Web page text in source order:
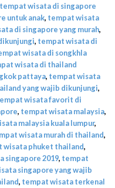
tempat wisata di singapore
untuk anak, tempat wisata
di singapore yang murah,
, tempat wisata di
wisata di songkhla
wisata di thailand
pattaya, tempat wisata
yang wajib dikunjungi,
wisata favorit di
, tempat wisata malaysia,
malaysia kuala lumpur,
wisata murah di thailand,
wisata phuket thailand,
singapore 2019, tempat
singapore yang wajib
, tempat wisata terkenal